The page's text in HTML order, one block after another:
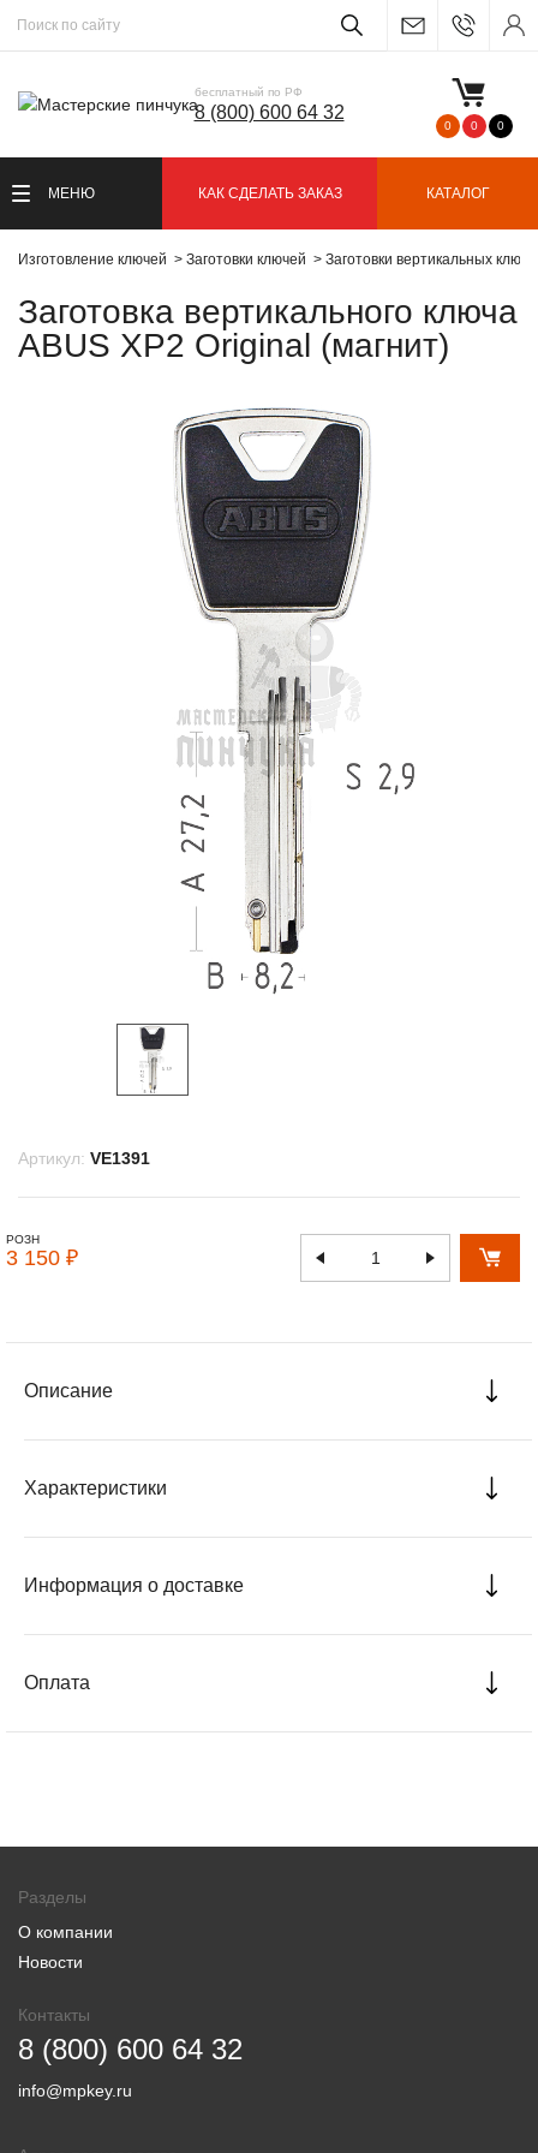
бесплатный по РФ
8 (800) 600 64 32
0 0 0
МЕНЮ КАК СДЕЛАТЬ ЗАКАЗ КАТАЛОГ
Изготовление ключей Заготовки ключей Заготовки вертикальных
Заготовка вертикального ключа
ABUS XP2 Original (магнит)
Артикул: VE1391
РОЗН
3 150 ₽
Описание
Характеристики
Информация о доставке
Оплата
Разделы
О компании
Новости
Контакты
8 (800) 600 64 32
info@mpkey.ru